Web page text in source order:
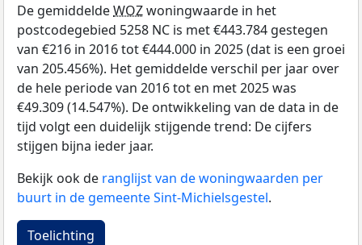
De gemiddeldeWOZwoningwaarde in het
postcodegebied 5258 NC is met €443.784 gestegen
van €216 in 2016 tot €444.000 in 2025 (dat is een groei
van 205.456%). Het gemiddelde verschil per jaar over
de hele periode van 2016 tot en met 2025 was
€49.309 (14.547%). De ontwikkeling van de data in de
tijd volgt een duidelijk stijgende trend: De cijfers
stijgen bijna ieder jaar.
Bekijk ook de ranglijst van de woningwaarden per
buurt in de gemeente Sint-Michielsgestel.
Toelichting